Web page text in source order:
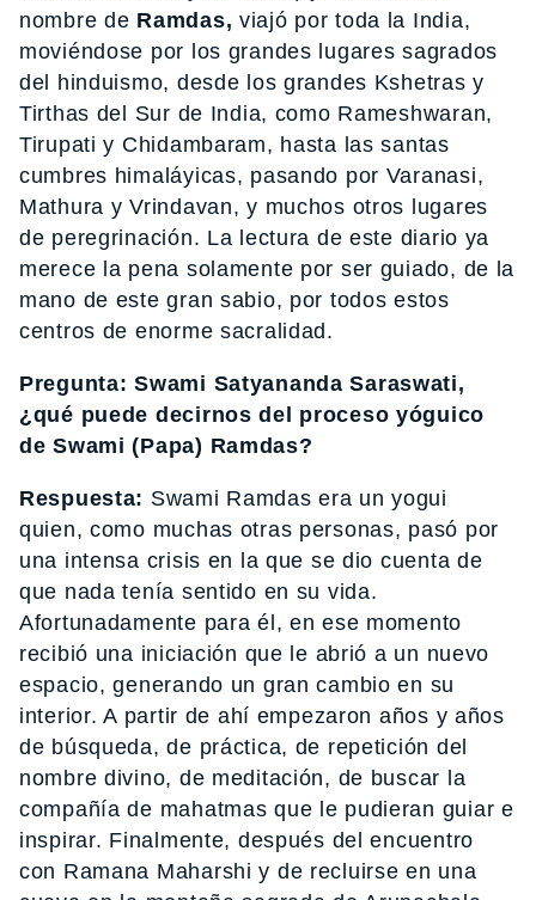
nombre de Ramdas, viajó por toda la India,
moviéndose por los grandes lugares sagrados
del hinduismo, desde los grandes Kshetras y
Tirthas del Sur de India, como Rameshwaran,
Tirupati y Chidambaram, hasta las santas
cumbres himaláyicas, pasando por Varanasi,
Mathura y Vrindavan, y muchos otros lugares
de peregrinación. La lectura de este diario ya
merece la pena solamente por ser guiado, de la
mano de este gran sabio, por todos estos
centros de enorme sacralidad.
Pregunta: Swami Satyananda Saraswati,
¿qué puede decirnos del proceso yóguico
de Swami (Papa) Ramdas?
Respuesta: Swami Ramdas era un yogui
quien, como muchas otras personas, pasó por
una intensa crisis en la que se dio cuenta de
que nada tenía sentido en su vida.
Afortunadamente para él, en ese momento
recibió una iniciación que le abrió a un nuevo
espacio, generando un gran cambio en su
interior. A partir de ahí empezaron años y años
de búsqueda, de práctica, de repetición del
nombre divino, de meditación, de buscar la
compañía de mahatmas que le pudieran guiar e
inspirar. Finalmente, después del encuentro
con Ramana Maharshi y de recluirse en una